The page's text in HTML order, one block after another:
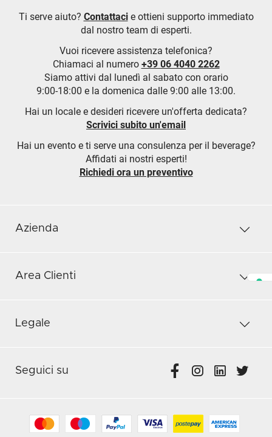
Ti serve aiuto? Contattacie ottieni supporto immediato
dal nostro team di esperti.
Vuoi ricevere assistenza telefonica?
Chiamaci al numero +39 06 4040 2262
Siamo attivi dal lunedì al sabato con orario
9:00-18:00 e la domenica dalle 9:00 alle 13:00.
Hai un locale e desideri ricevere un'offerta dedicata?
Scrivici subito un'email
Hai un evento e ti serve una consulenza per il beverage?
Affidati ai nostri esperti!
Richiedi ora un preventivo
Azienda
Area Clienti
Legale
Seguici su